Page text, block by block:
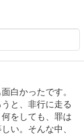
白かったです。
と、非行に走る
をしても、罪は
い。そんな中、